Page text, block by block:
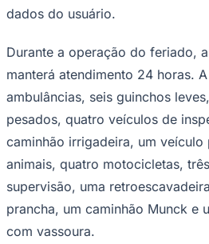
dados do usuário.
Durante a operação do feriado,
manterá atendimento 24 horas.
ambulâncias, seis guinchos
pesados, quatro veículos de
caminhão irrigadeira, um veículo
animais, quatro motocicletas,
supervisão, uma
prancha, um caminhão Munck e
com vassoura.